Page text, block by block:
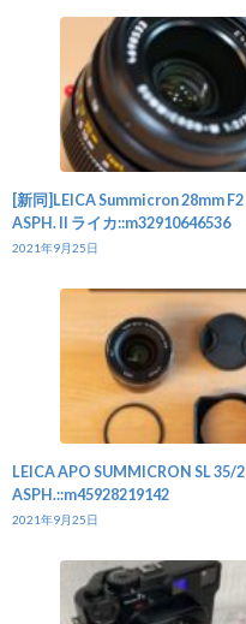
[新同]LEICA Summicron 28mm F2
ASPH. II ライカ::m32910646536
2021年9月25日
LEICA APO SUMMICRON SL 35/2
ASPH.::m45928219142
2021年9月25日